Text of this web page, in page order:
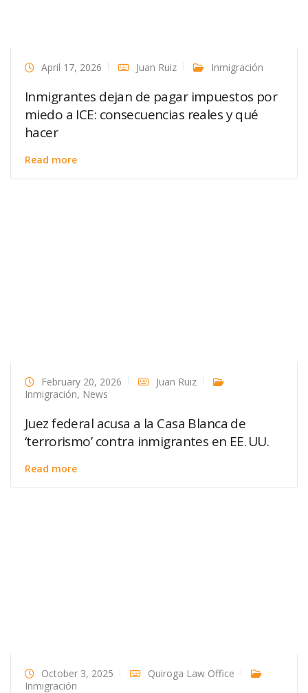
April 17, 2026 Juan Ruiz Inmigración
Inmigrantes dejan de pagar impuestos por
miedo a ICE: consecuencias reales y qué
hacer
Read more
February 20, 2026
Juan Ruiz
Inmigración, News
Juez federal acusa a la Casa Blanca de
‘terrorismo’ contra inmigrantes en EE. UU.
Read more
October 3, 2025
Quiroga Law Office
Inmigración